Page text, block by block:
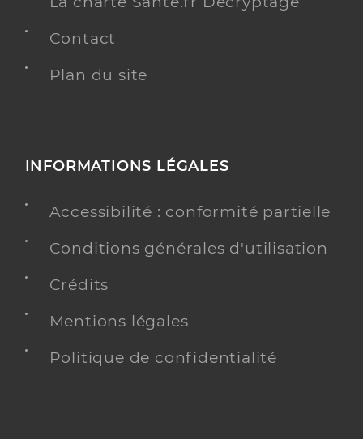
Contact
Plan du site
INFORMATIONS LÉGALES
Accessibilité : conformité partielle
Conditions générales d'utilisation
Crédits
Mentions légales
Politique de confidentialité